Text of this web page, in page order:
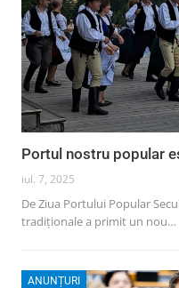
Portul nostru popular
iul. 7, 2025
De Ziua Portului Popular
tradiționale a primit un nou…
ANUNȚURI